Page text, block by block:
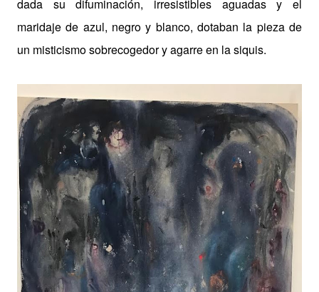
dada su difuminación, irresistibles aguadas y el
maridaje de azul, negro y blanco, dotaban la pieza de
un misticismo sobrecogedor y agarre en la siquis.